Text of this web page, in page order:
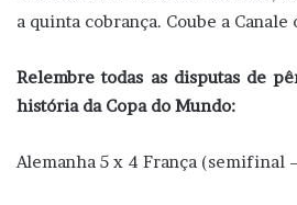
a quinta cobrança. Coube a
Relembre todas as disputas de
história da Copa do Mundo:
Alemanha 5 x 4 França (semifinal